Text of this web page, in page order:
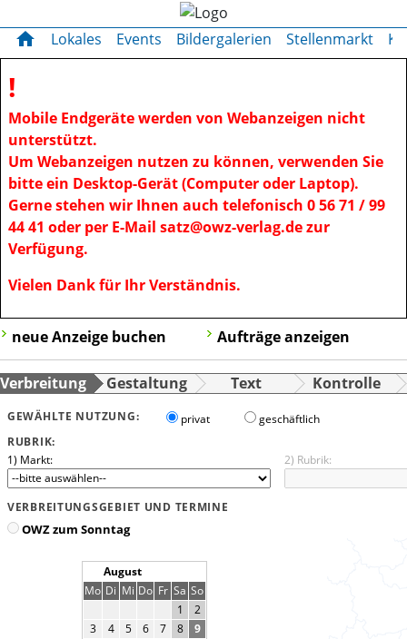
OWZ zum SonntagOWZ zum Sonntag
home Lokales Events Bildergalerien Stellenmarkt
!
Mobile Endgeräte werden von Webanzeigen nicht
unterstützt.
Um Webanzeigen nutzen zu können, verwenden Sie
bitte ein Desktop-Gerät (Computer oder Laptop).
Gerne stehen wir Ihnen auch telefonisch 0 56 71 / 99
44 41 oder per E-Mail satz@owz-verlag.de zur
Verfügung.
Vielen Dank für Ihr Verständnis.
neue Anzeige buchen Aufträge anzeigen
Verbreitung Gestaltung Text Kontrolle
GEWÄHLTE NUTZUNG: privat
geschäftlich
RUBRIK:
1) Markt:
2) Rubrik:
VERBREITUNGSGEBIET UND TERMINE
OWZ zum Sonntag
August
Mo Di Mi Do Fr Sa So
1
2
3
4 5 6 7 8
9